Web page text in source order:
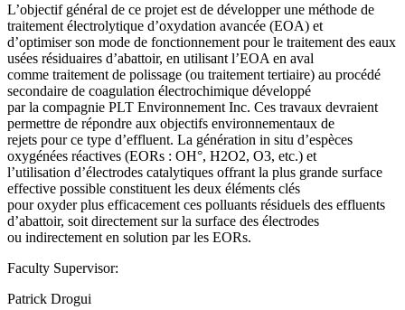
L’objectif général de ce projet est de développer une méthode de
traitement électrolytique d’oxydation avancée (EOA) et
d’optimiser son mode de fonctionnement pour le traitement des eaux
usées résiduaires d’abattoir, en utilisant l’EOA en aval
comme traitement de polissage (ou traitement tertiaire) au procédé
secondaire de coagulation électrochimique développé
par la compagnie PLT Environnement Inc. Ces travaux devraient
permettre de répondre aux objectifs environnementaux de
rejets pour ce type d’effluent. La génération in situ d’espèces
oxygénées réactives (EORs : OH°, H2O2, O3, etc.) et
l’utilisation d’électrodes catalytiques offrant la plus grande surface
effective possible constituent les deux éléments clés
pour oxyder plus efficacement ces polluants résiduels des effluents
d’abattoir, soit directement sur la surface des électrodes
ou indirectement en solution par les EORs.
Faculty Supervisor:
Patrick Drogui